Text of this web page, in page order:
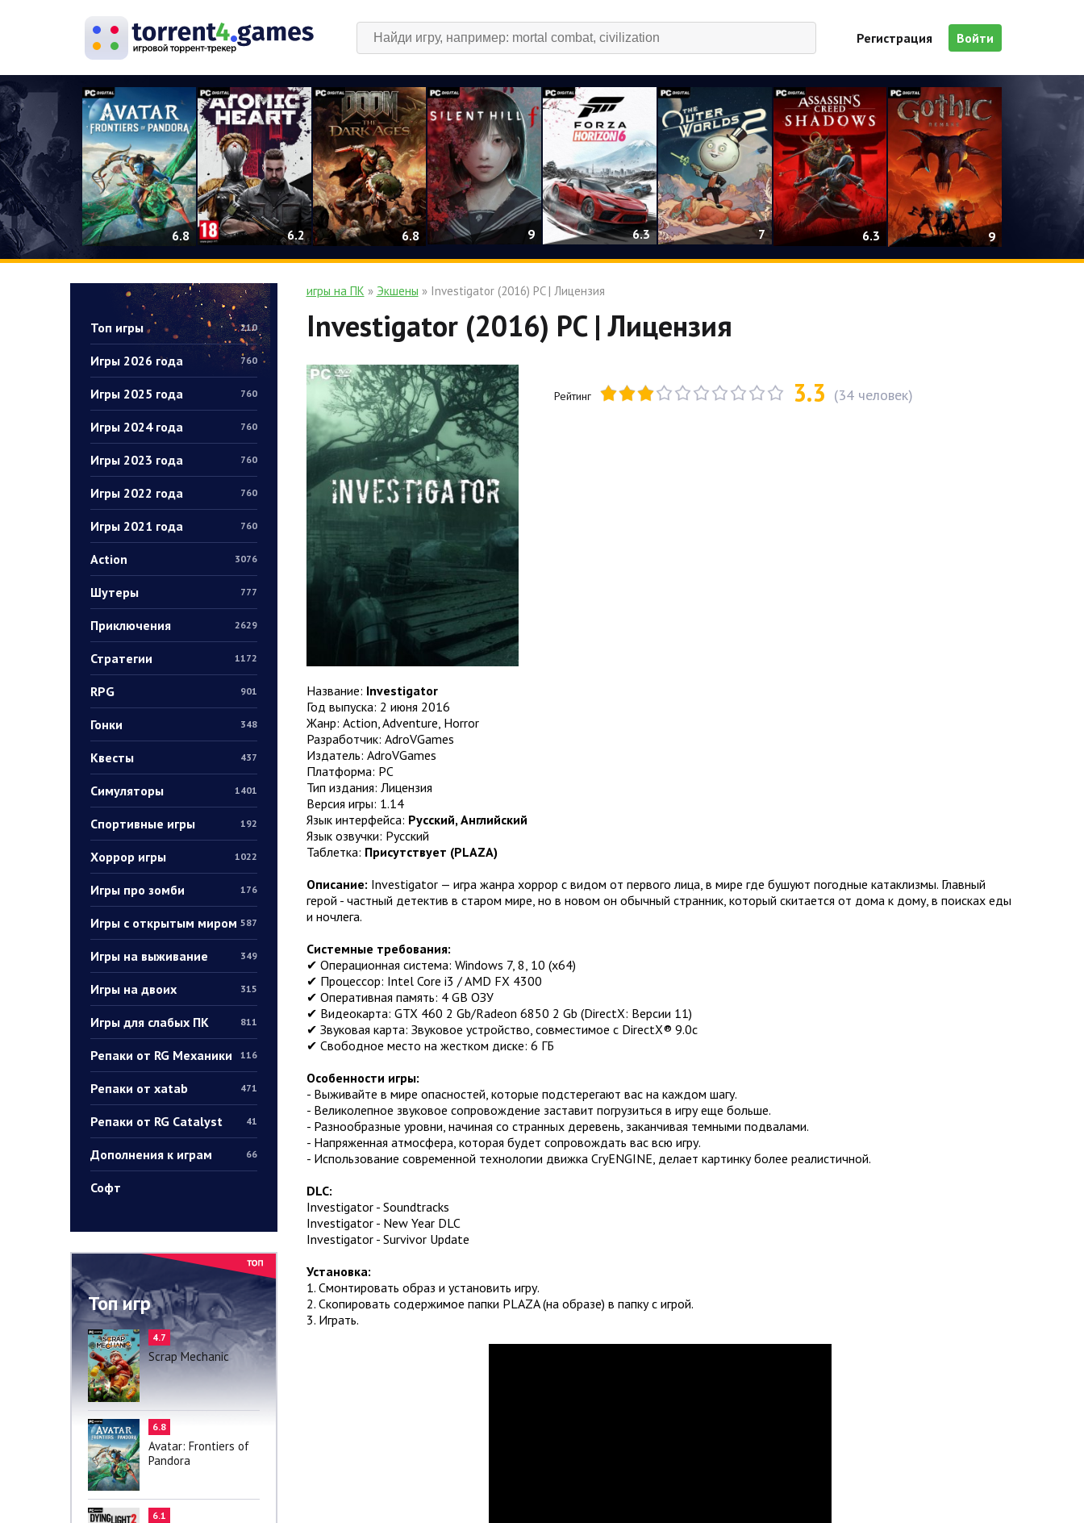
Регистрация Войти
6.8 6.2 6.8 9 6.3 7 6.3 9
Топ игры 210
Игры 2026 года 760
Игры 2025 года 760
Игры 2024 года 760
Игры 2023 года 760
Игры 2022 года 760
Игры 2021 года 760
Action 3076
Шутеры 777
Приключения 2629
Стратегии 1172
RPG 901
Гонки 348
Квесты 437
Симуляторы 1401
Спортивные игры 192
Хоррор игры 1022
Игры про зомби 176
Игры с открытым миром 587
Игры на выживание 349
Игры на двоих 315
Игры для слабых ПК 811
Репаки от RG Механики 116
Репаки от xatab 471
Репаки от RG Catalyst 41
Дополнения к играм 66
Софт
Топ игр
4.7
Scrap Mechanic
6.8
Avatar: Frontiers of
Pandora
6.1
игры на ПК » Экшены » Investigator (2016) PC | Лицензия
Investigator (2016) PC | Лицензия
Рейтинг 3.3 (34человек)
Название: Investigator
Год выпуска: 2 июня 2016
Жанр: Action, Adventure, Horror
Разработчик: AdroVGames
Издатель: AdroVGames
Платформа: PC
Тип издания: Лицензия
Версия игры: 1.14
Язык интерфейса: Русский, Английский
Язык озвучки: Русский
Таблетка: Присутствует (PLAZA)
Описание: Investigator — игра жанра хоррор с видом от первого лица, в мире где бушуют погодные катаклизмы. Главный
герой - частный детектив в старом мире, но в новом он обычный странник, который скитается от дома к дому, в поисках еды
и ночлега.
Системные требования:
✔ Операционная система: Windows 7, 8, 10 (x64)
✔ Процессор: Intel Core i3 / AMD FX 4300
✔ Оперативная память: 4 GB ОЗУ
✔ Видеокарта: GTX 460 2 Gb/Radeon 6850 2 Gb (DirectX: Версии 11)
✔ Звуковая карта: Звуковое устройство, совместимое с DirectX® 9.0с
✔ Свободное место на жестком диске: 6 ГБ
Особенности игры:
- Выживайте в мире опасностей, которые подстерегают вас на каждом шагу.
- Великолепное звуковое сопровождение заставит погрузиться в игру еще больше.
- Разнообразные уровни, начиная со странных деревень, заканчивая темными подвалами.
- Напряженная атмосфера, которая будет сопровождать вас всю игру.
- Использование современной технологии движка CryENGINE, делает картинку более реалистичной.
DLC:
Investigator - Soundtracks
Investigator - New Year DLC
Investigator - Survivor Update
Установка:
1. Смонтировать образ и установить игру.
2. Скопировать содержимое папки PLAZA (на образе) в папку с игрой.
3. Играть.